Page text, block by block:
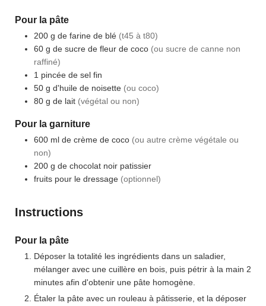
Pour la pâte
200 g de farine de blé (t45 à t80)
60 g de sucre de fleur de coco (ou sucre de canne non
raffiné)
1 pincée de sel fin
50 g d'huile de noisette (ou coco)
80 g de lait (végétal ou non)
Pour la garniture
600 ml de crème de coco (ou autre crème végétale ou
non)
200 g de chocolat noir patissier
fruits pour le dressage (optionnel)
Instructions
Pour la pâte
Déposer la totalité les ingrédients dans un saladier,
mélanger avec une cuillère en bois, puis pétrir à la main 2
minutes afin d'obtenir une pâte homogène.
Étaler la pâte avec un rouleau à pâtisserie, et la déposer